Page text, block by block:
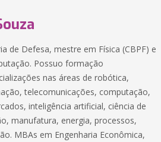
de Defesa, mestre em Física (CBPF) e
Possuo formação
nas áreas de robótica,
telecomunicações, computação,
inteligência artificial, ciência de
manufatura, energia, processos,
MBAs em Engenharia Econômica,